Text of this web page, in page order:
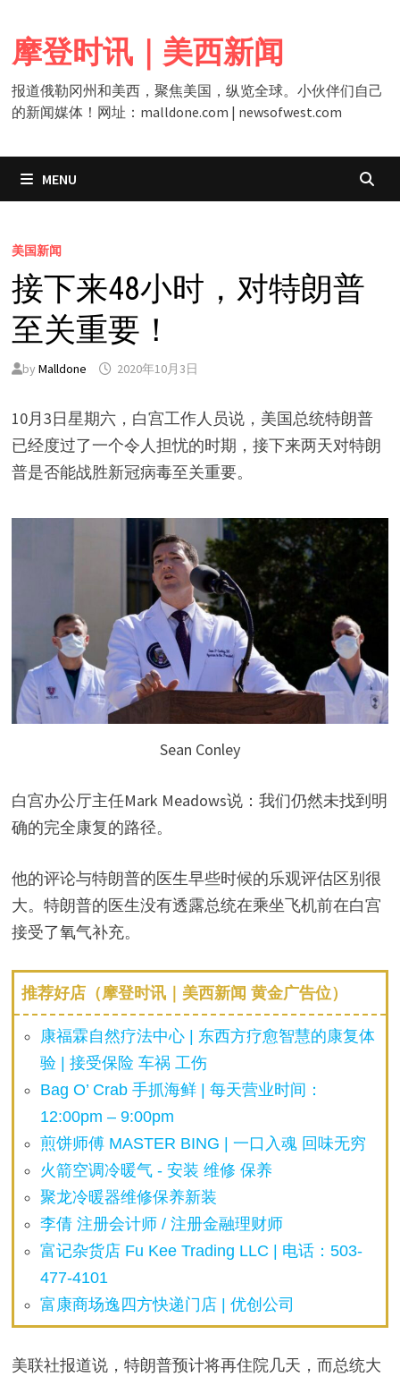
content
摩登时讯｜美西新闻
报道俄勒冈州和美西，聚焦美国，纵览全球。小伙伴们自己
的新闻媒体！网址：malldone.com | newsofwest.com
MENU
美国新闻
接下来48小时，对特朗普
至关重要！
by Malldone 2020年10月3日
10月3日星期六，白宫工作人员说，美国总统特朗普
已经度过了一个令人担忧的时期，接下来两天对特朗
普是否能战胜新冠病毒至关重要。
Sean Conley
白宫办公厅主任Mark Meadows说：我们仍然未找到明
确的完全康复的路径。
他的评论与特朗普的医生早些时候的乐观评估区别很
大。特朗普的医生没有透露总统在乘坐飞机前在白宫
接受了氧气补充。
推荐好店（摩登时讯｜美西新闻 黄金广告位）
康福霖自然疗法中心 | 东西方疗愈智慧的康复体
验 | 接受保险 车祸 工伤
Bag O’ Crab 手抓海鲜 | 每天营业时间：
12:00pm – 9:00pm
煎饼师傅 MASTER BING | 一口入魂 回味无穷
火箭空调冷暖气 - 安装 维修 保养
聚龙冷暖器维修保养新装
李倩 注册会计师 / 注册金融理财师
富记杂货店 Fu Kee Trading LLC | 电话：503-
477-4101
富康商场逸四方快递门店 | 优创公司
美联社报道说，特朗普预计将再住院几天，而总统大